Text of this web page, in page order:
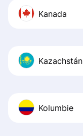
Kanada
Kazachstán
Kolumbie